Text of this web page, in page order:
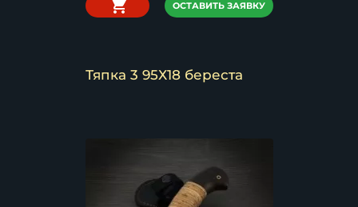
ОСТАВИТЬ ЗАЯВКУ
Тяпка 3 95Х18 береста